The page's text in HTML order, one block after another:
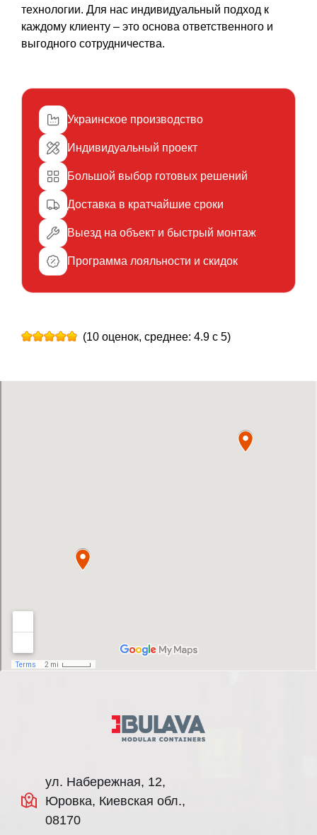
технологии. Для нас индивидуальный подход к
каждому клиенту – это основа ответственного и
выгодного сотрудничества.
Украинское производство
Индивидуальный проект
Большой выбор готовых решений
Доставка в кратчайшие сроки
Выезд на объект и быстрый монтаж
Программа лояльности и скидок
(10 оценок, среднее: 4.9 с 5)
ул. Набережная, 12,
Юровка, Киевская обл.,
08170